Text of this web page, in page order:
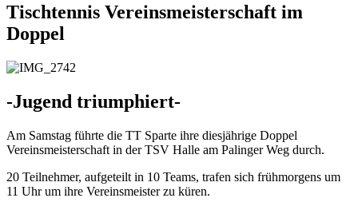
Tischtennis Vereinsmeisterschaft im
Doppel
-Jugend triumphiert-
Am Samstag führte die TT Sparte ihre diesjährige Doppel
Vereinsmeisterschaft in der TSV Halle am Palinger Weg durch.
20 Teilnehmer, aufgeteilt in 10 Teams, trafen sich frühmorgens um
11 Uhr um ihre Vereinsmeister zu küren.